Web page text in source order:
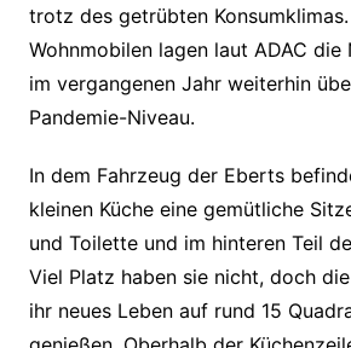
trotz des getrübten
Wohnmobilen lagen laut ADAC die
im vergangenen Jahr weiterhin
Pandemie-Niveau.
In dem Fahrzeug der Eberts
kleinen Küche eine gemütliche
und Toilette und im hinteren Teil
Viel Platz haben sie nicht, doch
ihr neues Leben auf rund 15